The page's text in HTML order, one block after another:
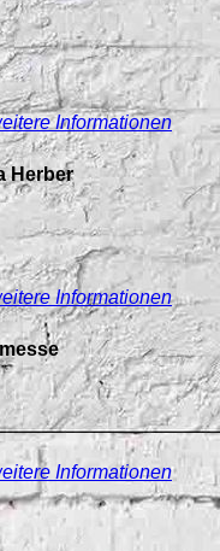
Informationen
Herber
Informationen
Informationen